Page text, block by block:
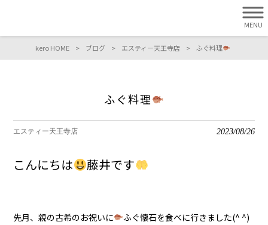
MENU
kero HOME > ブログ > エスティー天王寺店 > ふぐ料理
ふぐ料理
エスティー天王寺店 2023/08/26
こんにちは 藤井です
先月、親の古希のお祝いに ふぐ懐石を食べに行きました(^ ^)